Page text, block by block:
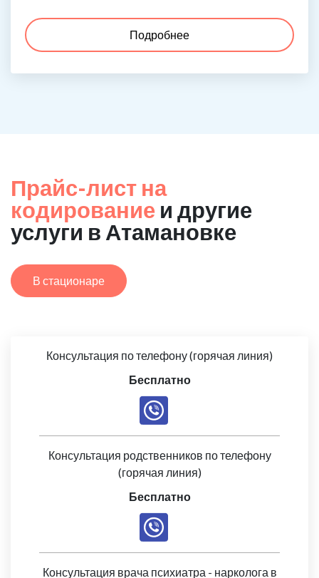
Подробнее
Прайс-лист на
кодирование и другие
услуги в Атамановке
В стационаре
Консультация по телефону (горячая линия)
Бесплатно
Консультация родственников по телефону
(горячая линия)
Бесплатно
Консультация врача психиатра - нарколога в